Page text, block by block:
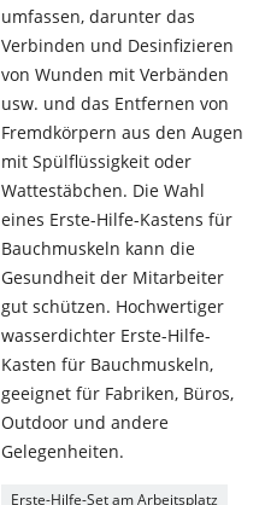
umfassen, darunter das
Verbinden und Desinfizieren
von Wunden mit Verbänden
usw. und das Entfernen von
Fremdkörpern aus den Augen
mit Spülflüssigkeit oder
Wattestäbchen. Die Wahl
eines Erste-Hilfe-Kastens für
Bauchmuskeln kann die
Gesundheit der Mitarbeiter
gut schützen. Hochwertiger
wasserdichter Erste-Hilfe-
Kasten für Bauchmuskeln,
geeignet für Fabriken, Büros,
Outdoor und andere
Gelegenheiten.
Erste-Hilfe-Set am Arbeitsplatz